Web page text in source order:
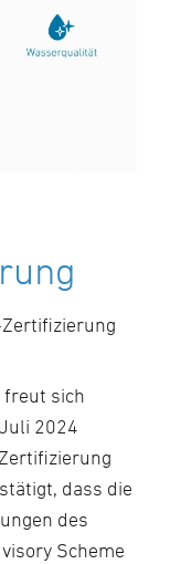
freut sich
2024
dass die
des
Scheme